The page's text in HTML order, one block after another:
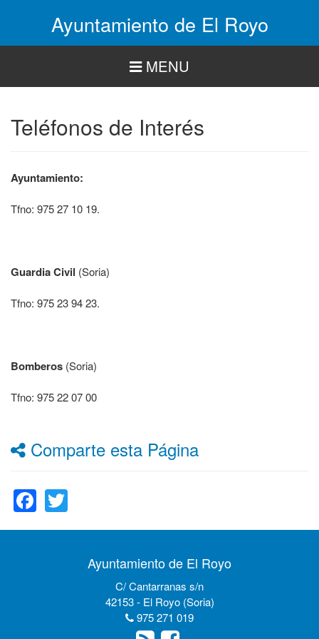
Ayuntamiento de El Royo
MENU
Teléfonos de Interés
Ayuntamiento:
Tfno: 975 27 10 19.
Guardia Civil (Soria)
Tfno: 975 23 94 23.
Bomberos (Soria)
Tfno: 975 22 07 00
Comparte esta Página
Facebook
Ayuntamiento de El Royo
C/ Cantarranas s/n
42153 - El Royo (Soria)
975 271 019